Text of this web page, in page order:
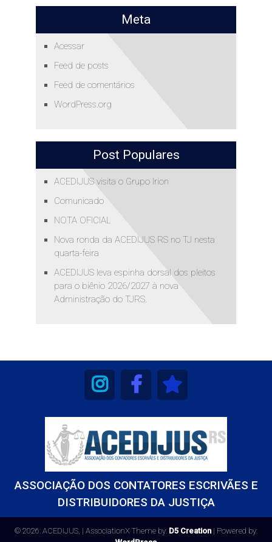
Meta
Acessar
Feed de posts
Feed de comentários
WordPress.org
Post Populares
ACEDIJUS visita o Grupo Irion
Comunicado
NOTA OFICIAL
Nova ronda da ACEDIJUS RS no TJ nesta
quarta-feira
ACEDIJUS leva espinha dorsal dos pleitos
para o biênio 2026/2027 à nova
Administração do TJRS.
ASSOCIAÇÃO DOS CONTATORES ESCRIVÃES E
DISTRIBUIDORES DA JUSTIÇA
© 2026: ACEDIJUS, | AssociationX Theme by: D5 Creation | Powered by: